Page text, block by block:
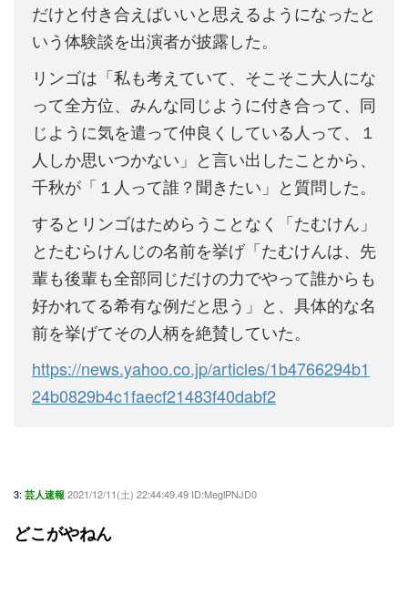
だけと付き合えばいいと思えるようになったと
いう体験談を出演者が披露した。
リンゴは「私も考えていて、そこそこ大人にな
って全方位、みんな同じように付き合って、同
じように気を遣って仲良くしている人って、１
人しか思いつかない」と言い出したことから、
千秋が「１人って誰？聞きたい」と質問した。
するとリンゴはためらうことなく「たむけん」
とたむらけんじの名前を挙げ「たむけんは、先
輩も後輩も全部同じだけの力でやって誰からも
好かれてる希有な例だと思う」と、具体的な名
前を挙げてその人柄を絶賛していた。
https://news.yahoo.co.jp/articles/1b4766294b1
24b0829b4c1faecf21483f40dabf2
3: 芸人速報 2021/12/11(土) 22:44:49.49 ID:MeglPNJD0
どこがやねん